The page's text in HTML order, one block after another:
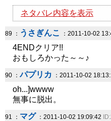
ネタバレ内容を表示
89 ： うさぎんこ ：2011-10-02
4ENDクリア!!
おもしろかった～～♪
90 ：パプリカ ：2011-10-02
oh...]wwww
無事に脱出。
91 ： マグ ：2011-10-02 19:09:42